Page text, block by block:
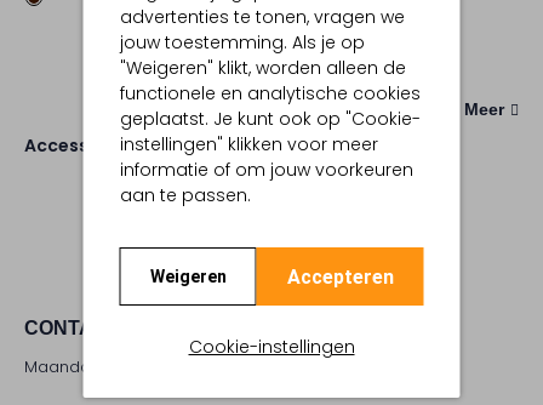
advertenties te tonen, vragen we
jouw toestemming. Als je op
"Weigeren" klikt, worden alleen de
functionele en analytische cookies
geplaatst. Je kunt ook op "Cookie-
instellingen" klikken voor meer
informatie of om jouw voorkeuren
aan te passen.
Weigeren Accepteren
Cookie-instellingen
Meer
Accessoires Riemen
CONTACT
Maandag - zaterdag 09:00 - 17:00 uur